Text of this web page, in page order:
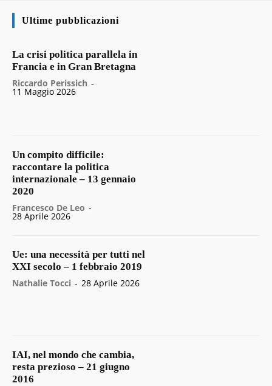
Ultime pubblicazioni
La crisi politica parallela in
Francia e in Gran Bretagna
Riccardo Perissich -
11 Maggio 2026
Un compito difficile:
raccontare la politica
internazionale – 13 gennaio
2020
Francesco De Leo -
28 Aprile 2026
Ue: una necessità per tutti nel
XXI secolo – 1 febbraio 2019
Nathalie Tocci - 28 Aprile 2026
IAI, nel mondo che cambia,
resta prezioso – 21 giugno
2016